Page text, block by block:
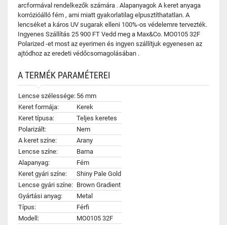
arcformával rendelkezők számára . Alapanyagok A keret anyaga
korrózióálló fém , ami miatt gyakorlatilag elpusztíthatatlan. A
lencséket a káros UV sugarak elleni 100%-os védelemre tervezték.
Ingyenes Szállítás 25 900 FT Vedd meg a Max&Co. MO0105 32F
Polarized -et most az eyerimen és ingyen szállítjuk egyenesen az
ajtódhoz az eredeti védőcsomagolásában .
A TERMÉK PARAMÉTEREI
Lencse szélessége: 56 mm
Keret formája:
Kerek
Keret típusa:
Teljes keretes
Polarizált:
Nem
A keret színe:
Arany
Lencse színe:
Barna
Alapanyag:
Fém
Keret gyári színe:
Shiny Pale Gold
Lencse gyári színe: Brown Gradient
Gyártási anyag:
Metal
Típus:
Férfi
Modell:
MO0105 32F